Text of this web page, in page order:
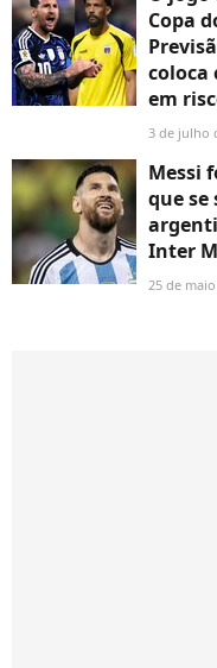
Copa
coloca
em
3 de julho
Messi
que se
Inter
25 de